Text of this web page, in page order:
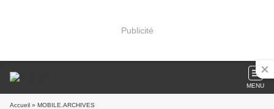
Publicité
MENU
Accueil » MOBILE.ARCHIVES